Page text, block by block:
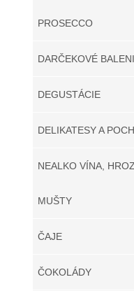
PROSECCO
DARČEKOVÉ
DEGUSTÁCIE
DELIKATESY A
NEALKO VÍNA,
MUŠTY
ČAJE
ČOKOLÁDY